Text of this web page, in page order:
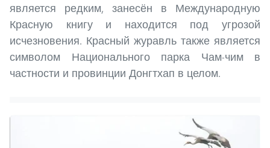
является редким, занесён в Международную
Красную книгу и находится под угрозой
исчезновения. Красный журавль также является
символом Национального парка Чам-чим в
частности и провинции Донгтхап в целом.